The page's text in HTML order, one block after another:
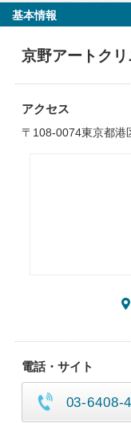
基本情報
京野アートク
アクセス
〒108-0074東京都港
電話・サイト
03-6408-